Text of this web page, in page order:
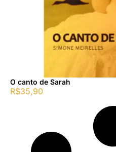
O canto de Sarah
R$35,90